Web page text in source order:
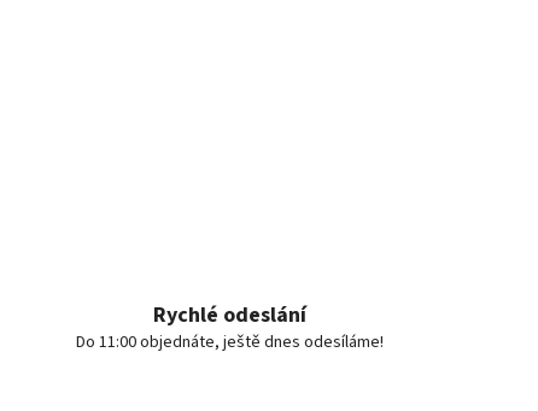
Rychlé odeslání
Do 11:00 objednáte, ještě dnes odesíláme!